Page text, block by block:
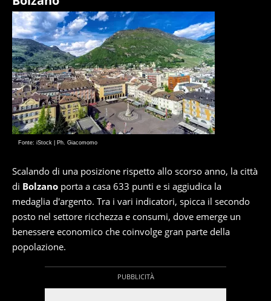
Fonte: iStock | Ph. Giacomomo
Scalando di una posizione rispetto allo scorso anno, la città
di Bolzano porta a casa 633 punti e si aggiudica la
medaglia d'argento. Tra i vari indicatori, spicca il secondo
posto nel settore ricchezza e consumi, dove emerge un
benessere economico che coinvolge gran parte della
popolazione.